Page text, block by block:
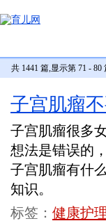
共 1441 篇,显示第 71 - 80
子宫肌瘤
子宫肌瘤很多
想法是错误的
子宫肌瘤有什
知识。
标签： 健康护理